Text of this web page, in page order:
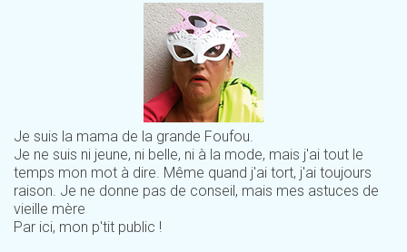
Je suis la mama de la grande Foufou.
Je ne suis ni jeune, ni belle, ni à la mode, mais j'ai tout le
temps mon mot à dire. Même quand j'ai tort, j'ai toujours
raison. Je ne donne pas de conseil, mais mes astuces de
vieille mère
Par ici, mon p'tit public !